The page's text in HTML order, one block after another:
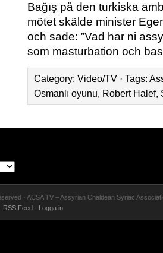
Bağış på den turkiska
mötet skälde minister
och sade: ”Vad har ni
som masturbation och
Category: Video/TV · Tags:
Osmanlı oyunu, Robert Halef,
· ACSA TV – Assyrian Chaldean Syriac
RSS Feed · Logga in